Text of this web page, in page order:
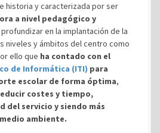
historia y caracterizada por ser
a nivel pedagógico y
en la implantación de la
niveles y ámbitos del centro como
ello que ha contado con el
de Informática (ITI) para
escolar de forma óptima,
costes y tiempo,
del servicio y siendo más
ambiente.